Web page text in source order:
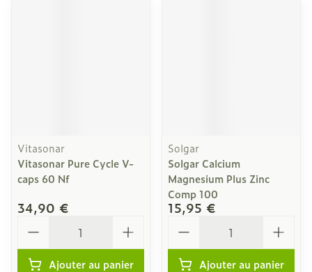
Vitasonar
Vitasonar Pure Cycle V-
caps 60 Nf
34,90 €
Ajouter au panier
Solgar
Solgar Calcium
Magnesium Plus Zinc
Comp 100
15,95 €
Ajouter au panier